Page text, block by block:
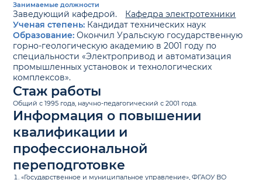
Занимаемые должности
Заведующий кафедрой.
Кафедра электротехники
Ученая степень: Кандидат технических наук
Образование: Окончил Уральскую государственную
горно-геологическую академию в 2001 году по
специальности «Электропривод и автоматизация
промышленных установок и технологических
комплексов».
Стаж работы
Общий с 1995 года, научно-педагогический с 2001 года.
Информация о повышении
квалификации и
профессиональной
переподготовке
«Государственное и муниципальное управление», ФГАОУ ВО